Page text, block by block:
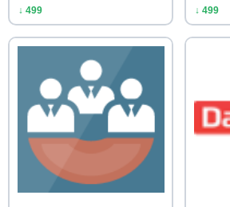
↓ 499
↓ 499